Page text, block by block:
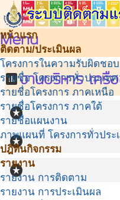
Menu
หน้าแรก
ติดตาม/ประเมินผล
โครงการในความรับผิดชอบ
รายชื่อ โครงการทั่วประเทศ
รายชื่อโครงการ ภาคเหนือ
รายชื่อโครงการ ภาคใต้
รายชื่อแผนงาน
ภาพแผนที่ โครงการทั่วประ
ปฎิทินกิจกรรม
รายงาน
รายงาน การติดตาม
รายงาน การประเมินผล
assessmentงานบริหาร เครื
stars
stars
stars